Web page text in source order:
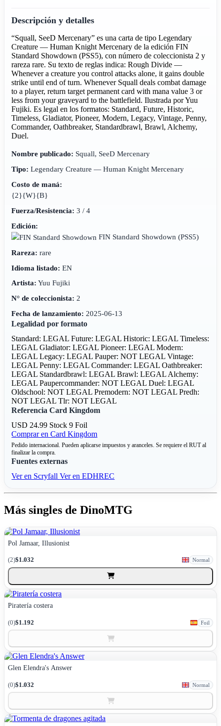
Descripción y detalles
“Squall, SeeD Mercenary” es una carta de tipo Legendary
Creature — Human Knight Mercenary de la edición FIN
Standard Showdown (PSS5), con número de coleccionista 2 y
rareza rare. Su texto de reglas indica: Rough Divide —
Whenever a creature you control attacks alone, it gains double
strike until end of turn. Whenever Squall deals combat damage
to a player, return target permanent card with mana value 3 or
less from your graveyard to the battlefield. Ilustrada por Yuu
Fujiki. Es legal en los formatos: Standard, Future, Historic,
Timeless, Gladiator, Pioneer, Modern, Legacy, Vintage, Penny,
Commander, Oathbreaker, Standardbrawl, Brawl, Alchemy,
Duel.
Nombre publicado: Squall, SeeD Mercenary
Tipo: Legendary Creature — Human Knight Mercenary
Costo de maná:
{2}{W}{B}
Fuerza/Resistencia: 3 / 4
Edición:
FIN Standard Showdown(PSS5)
Rareza: rare
Idioma listado: EN
Artista: Yuu Fujiki
N° de coleccionista: 2
Fecha de lanzamiento: 2025-06-13
Legalidad por formato
Standard: LEGALFuture: LEGALHistoric: LEGALTimeless:
LEGALGladiator: LEGALPioneer: LEGALModern:
LEGALLegacy: LEGALPauper: NOT LEGALVintage:
LEGALPenny: LEGALCommander: LEGALOathbreaker:
LEGAL Standardbrawl: LEGALBrawl: LEGAL Alchemy:
LEGALPaupercommander: NOT LEGALDuel: LEGAL
Oldschool: NOT LEGALPremodern: NOT LEGALPredh:
NOT LEGALTlr: NOT LEGAL
Referencia Card Kingdom
USD 24.99 Stock 9Foil
Comprar en Card Kingdom
Pedido internacional. Pueden aplicarse impuestos y aranceles. Se requiere el RUT al
finalizar la compra.
Fuentes externas
Ver en ScryfallVer en EDHREC
Más singles de DinoMTG
Pol Jamaar, Illusionist
(2)$1.032 Normal
Piratería costera
(0)$1.192 Foil
Glen Elendra's Answer
(0)$1.032 Normal